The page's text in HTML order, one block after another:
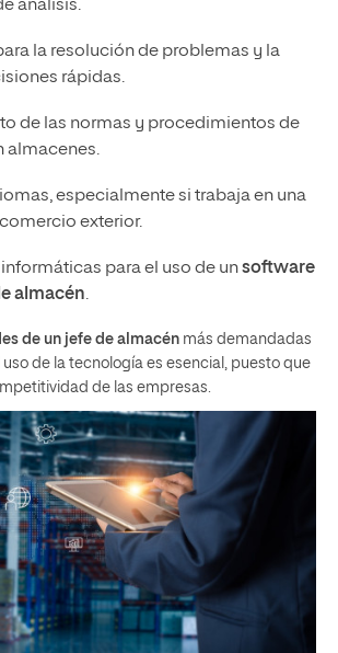
análisis.
la resolución de problemas y la
rápidas.
de las normas y procedimientos de
almacenes.
especialmente si trabaja en una
exterior.
para el uso de unsoftware
almacén.
de un jefe de almacén más demandadas
de la tecnología es esencial, puesto que
de las empresas.